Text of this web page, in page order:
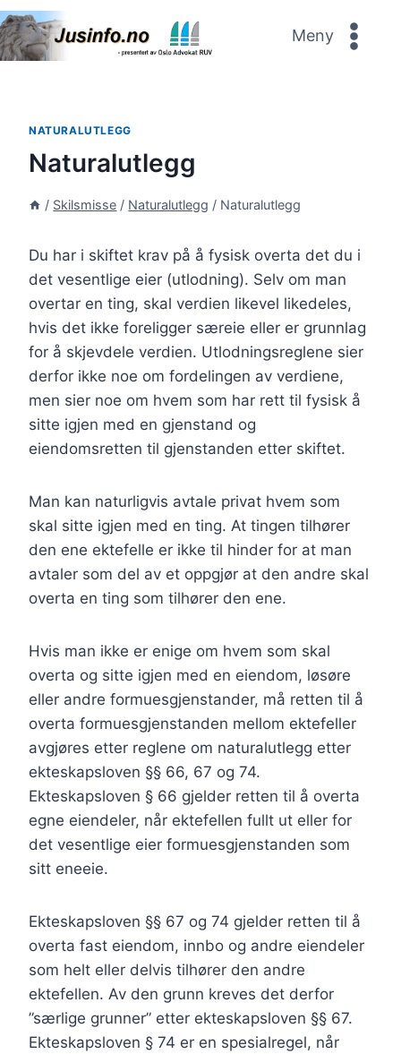
Skip
to
content
Meny
NATURALUTLEGG
Naturalutlegg
/ Skilsmisse / Naturalutlegg / Naturalutlegg
Du har i skiftet krav på å fysisk overta det du i
det vesentlige eier (utlodning). Selv om man
overtar en ting, skal verdien likevel likedeles,
hvis det ikke foreligger særeie eller er grunnlag
for å skjevdele verdien. Utlodningsreglene sier
derfor ikke noe om fordelingen av verdiene,
men sier noe om hvem som har rett til fysisk å
sitte igjen med en gjenstand og
eiendomsretten til gjenstanden etter skiftet.
Man kan naturligvis avtale privat hvem som
skal sitte igjen med en ting. At tingen tilhører
den ene ektefelle er ikke til hinder for at man
avtaler som del av et oppgjør at den andre skal
overta en ting som tilhører den ene.
Hvis man ikke er enige om hvem som skal
overta og sitte igjen med en eiendom, løsøre
eller andre formuesgjenstander, må retten til å
overta formuesgjenstanden mellom ektefeller
avgjøres etter reglene om naturalutlegg etter
ekteskapsloven §§ 66, 67 og 74.
Ekteskapsloven § 66 gjelder retten til å overta
egne eiendeler, når ektefellen fullt ut eller for
det vesentlige eier formuesgjenstanden som
sitt eneeie.
Ekteskapsloven §§ 67 og 74 gjelder retten til å
overta fast eiendom, innbo og andre eiendeler
som helt eller delvis tilhører den andre
ektefellen. Av den grunn kreves det derfor
”særlige grunner” etter ekteskapsloven §§ 67.
Ekteskapsloven § 74 er en spesialregel, når